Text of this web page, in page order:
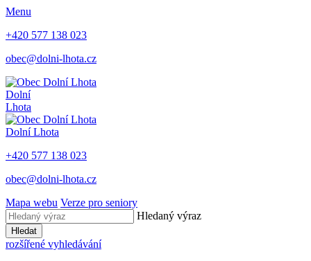
Menu
+420 577 138 023
obec@dolni-lhota.cz
Dolní
Lhota
Dolní Lhota
+420 577 138 023
obec@dolni-lhota.cz
Mapa webu Verze pro seniory
Hledaný výraz
Hledat
rozšířené vyhledávání